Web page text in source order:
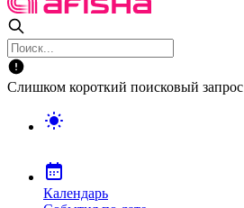
Слишком короткий поисковый запрос
Календарь